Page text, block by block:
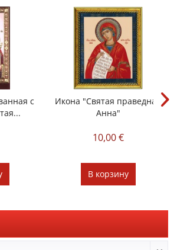
с
Икона "Святая праведная
Анна"
10,00 €
В корзину